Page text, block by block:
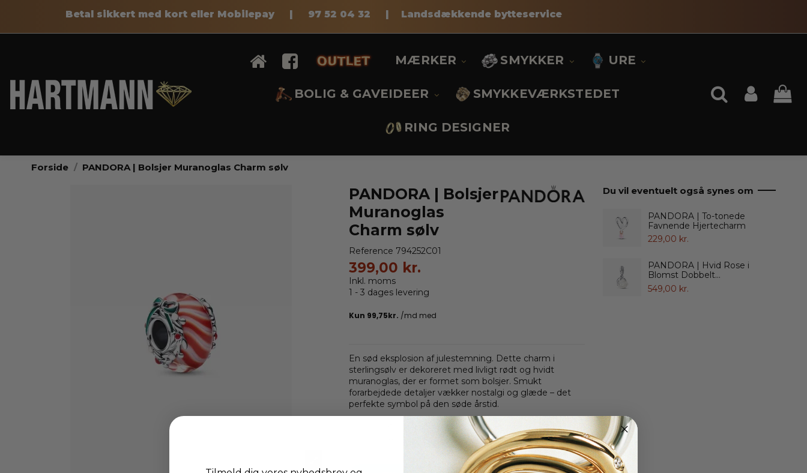
Betal sikkert med kort eller Mobilepay | 97 52 04 32 | Landsdækkende bytteservice
MÆRKER SMYKKER URE
BOLIG & GAVEIDEER SMYKKEVÆRKSTEDET
RING DESIGNER
Forside PANDORA | Bolsjer Muranoglas Charm sølv
PANDORA | Bolsjer
Muranoglas
Charm sølv
Reference 794252C01
399,00 kr.
Inkl. moms
1 - 3 dages levering
En sød eksplosion af julestemning. Dette charm i
sterlingsølv er dekoreret med livligt rødt og hvidt
muranoglas, der er formet som bolsjer. Smukt
forarbejdede detaljer vækker nostalgi og glæde – det
perfekte symbol på den søde årstid.
Læg i indkøbskurv
Du vil eventuelt også synes om
PANDORA | To-tonede
Favnende Hjertecharm
229,00 kr.
PANDORA | Hvid Rose i
Blomst Dobbelt...
549,00 kr.